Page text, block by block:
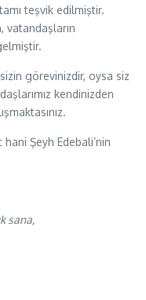
teşvik edilmiştir.
vatandaşların
görevinizdir, oysa siz
kendinizden
Şeyh Edebali’nin
sana,